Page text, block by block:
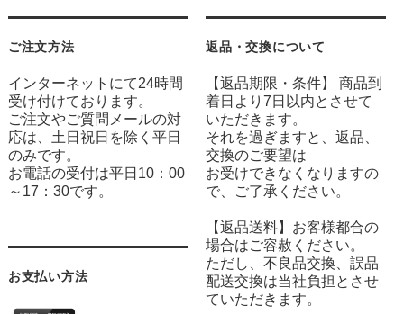
ご注文方法
インターネットにて24時間
受け付けております。
ご注文やご質問メールの対
応は、土日祝日を除く平日
のみです。
お電話の受付は平日10：00
～17：30です。
お支払い方法
返品・交換について
【返品期限・条件】 商品到
着日より7日以内とさせて
いただきます。
それを過ぎますと、返品、
交換のご要望は
お受けできなくなりますの
で、ご了承ください。
【返品送料】お客様都合の
場合はご容赦ください。
ただし、不良品交換、誤品
配送交換は当社負担とさせ
ていただきます。